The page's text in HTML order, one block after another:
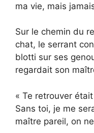
ma vie, mais
Sur le chemin du
chat, le serrant
blotti sur ses
regardait son
« Te retrouver
Sans toi, je me
maître pareil, on